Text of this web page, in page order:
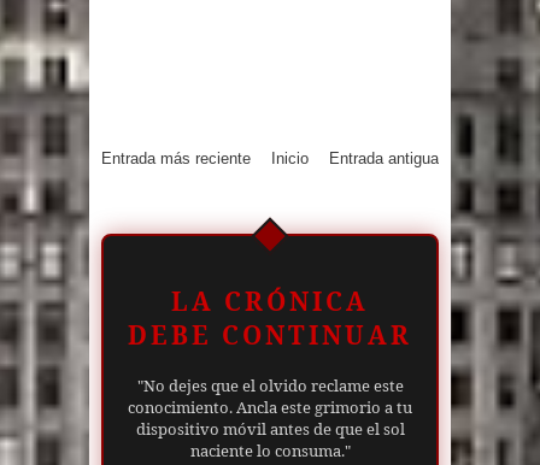
Entrada más reciente Entrada antigua
Inicio
LA CRÓNICA
DEBE CONTINUAR
"No dejes que el olvido reclame este
conocimiento. Ancla este grimorio a tu
dispositivo móvil antes de que el sol
naciente lo consuma."